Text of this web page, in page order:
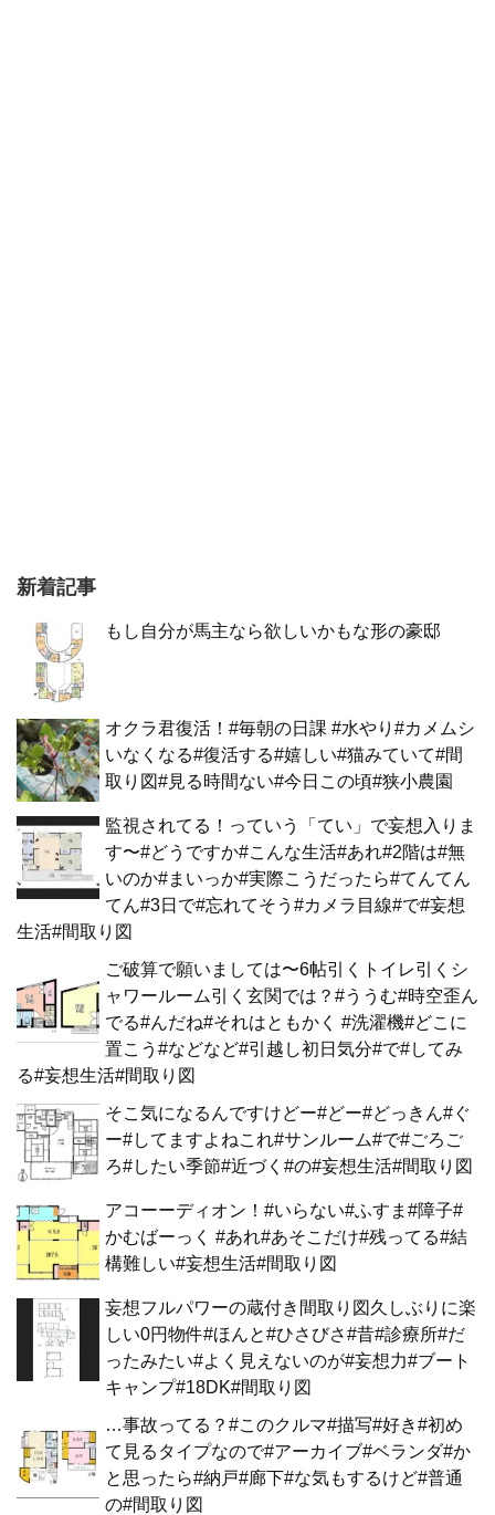
新着記事
もし自分が馬主なら欲しいかもな形の豪邸
オクラ君復活！#毎朝の日課 #水やり#カメムシ
いなくなる#復活する#嬉しい#猫みていて#間
取り図#見る時間ない#今日この頃#狭小農園
監視されてる！っていう「てい」で妄想入りま
す〜#どうですか#こんな生活#あれ#2階は#無
いのか#まいっか#実際こうだったら#てんてん
てん#3日で#忘れてそう#カメラ目線#で#妄想
生活#間取り図
ご破算で願いましては〜6帖引くトイレ引くシ
ャワールーム引く玄関では？#ううむ#時空歪ん
でる#んだね#それはともかく #洗濯機#どこに
置こう#などなど#引越し初日気分#で#してみ
る#妄想生活#間取り図
そこ気になるんですけどー#どー#どっきん#ぐ
ー#してますよねこれ#サンルーム#で#ごろご
ろ#したい季節#近づく#の#妄想生活#間取り図
アコーーディオン！#いらない#ふすま#障子#
かむばーっく #あれ#あそこだけ#残ってる#結
構難しい#妄想生活#間取り図
妄想フルパワーの蔵付き間取り図久しぶりに楽
しい0円物件#ほんと#ひさびさ#昔#診療所#だ
ったみたい#よく見えないのが#妄想力#ブート
キャンプ#18DK#間取り図
…事故ってる？#このクルマ#描写#好き#初め
て見るタイプなので#アーカイブ#ベランダ#か
と思ったら#納戸#廊下#な気もするけど#普通
の#間取り図